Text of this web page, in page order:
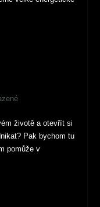
životě a otevřít si
Pak bychom tu
pomůže v